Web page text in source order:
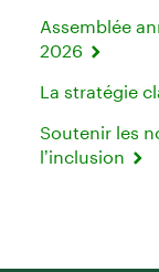
Assemblée
2026
La stratégie
Soutenir les
l’inclusion